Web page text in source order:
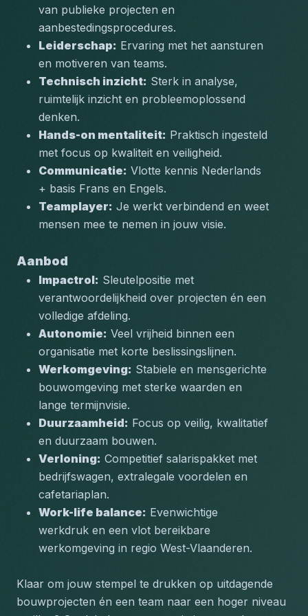
van publieke projecten en
aanbestedingsprocedures.
Leiderschap: Ervaring met het aansturen
en motiveren van teams.
Technisch inzicht: Sterk in analyse,
ruimtelijk inzicht en probleemoplossend
denken.
Hands-on mentaliteit: Praktisch ingesteld
met focus op kwaliteit en veiligheid.
Communicatie: Vlotte kennis Nederlands
+ basis Frans en Engels.
Teamplayer: Je werkt verbindend en weet
mensen mee te nemen in jouw visie.
Aanbod
Impactrol: Sleutelpositie met
verantwoordelijkheid over projecten én een
volledige afdeling.
Autonomie: Veel vrijheid binnen een
organisatie met korte beslissingslijnen.
Werkomgeving: Stabiele en mensgerichte
bouwomgeving met sterke waarden en
lange termijnvisie.
Duurzaamheid: Focus op veilig, kwalitatief
en duurzaam bouwen.
Verloning: Competitief salarispakket met
bedrijfswagen, extralegale voordelen en
cafetariaplan.
Work-life balance: Evenwichtige
werkdruk en een vlot bereikbare
werkomgeving in regio West-Vlaanderen.
Klaar om jouw stempel te drukken op uitdagende
bouwprojecten én een team naar een hoger niveau